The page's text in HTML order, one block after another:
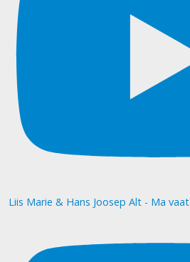
Liis Marie & Hans Joosep Alt - Ma